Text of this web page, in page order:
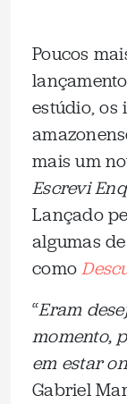
Poucos
estúdio, os
mais um
Escrevi
Lançado
algumas
como
“Eram
momento,
em estar
Gabriel